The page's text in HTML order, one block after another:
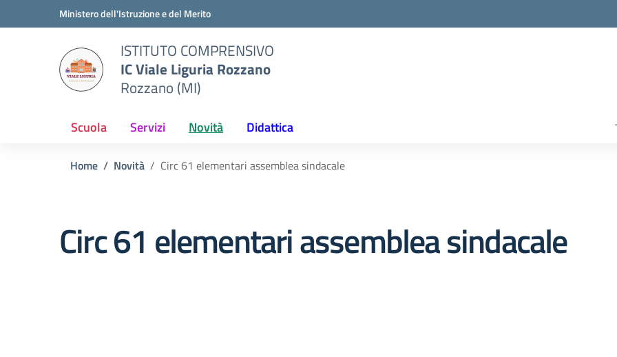
Vai ai contenuti
Vai al menu di navigazioneMinistero dell'Istruzione e del Merito
ISTITUTO COMPRENSIVO
IC Viale Liguria Rozzano
Rozzano (MI)
Scuola Servizi Novità Didattica
Home Novità Circ 61 elementari assemblea sindacale
Circ 61 elementari assemblea sindacale